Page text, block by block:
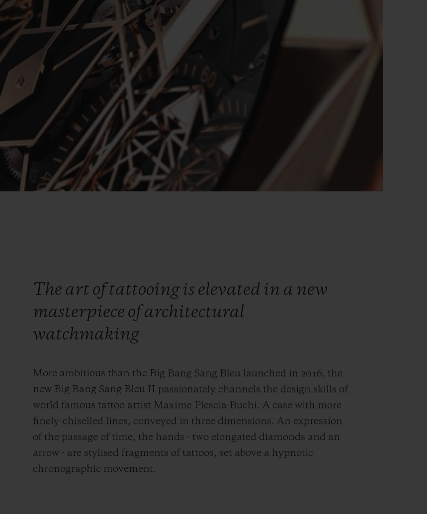
The art of tattooing is elevated in a new
masterpiece of architectural
watchmaking
More ambitious than the Big Bang Sang Bleu launched in 2016, the
new Big Bang Sang Bleu II passionately channels the design skills of
world famous tattoo artist Maxime Plescia-Buchi. A case with more
finely-chiselled lines, conveyed in three dimensions. An expression
of the passage of time, the hands - two elongated diamonds and an
arrow - are stylised fragments of tattoos, set above a hypnotic
chronographic movement.
피치 세라믹 에센셜 토프
온라인 익스클루시브
리로디드 올 블랙
예상 배송일 무료 배송 & 반품 안전한 결제
부티크 검색